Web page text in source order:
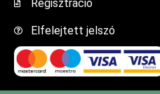
Regisztráció
Elfelejtett jelszó